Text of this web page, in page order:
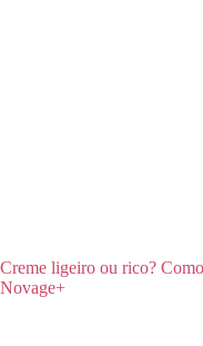
Creme ligeiro ou rico?
Novage+